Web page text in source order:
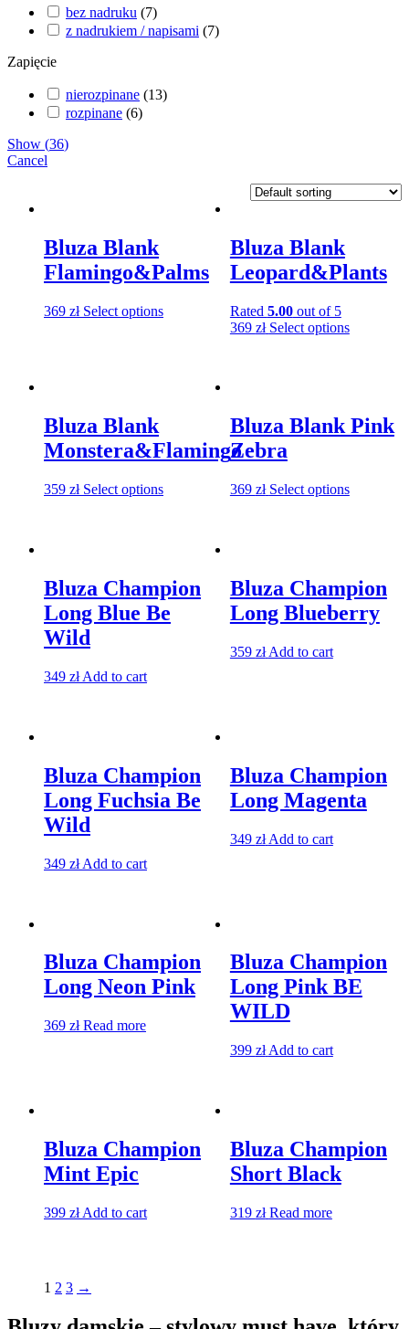
bez nadruku (7)
z nadrukiem / napisami (7)
Zapięcie
nierozpinane (13)
rozpinane (6)
Show (36)
Cancel
Bluza Blank
Flamingo&Palms
369 zł Select options
Bluza Blank
Leopard&Plants
Rated 5.00out of 5
369 zł Select options
Bluza Blank
Monstera&Flamingo
359 zł Select options
Bluza Blank Pink
Zebra
369 zł Select options
Bluza Champion
Long Blue Be
Wild
349 zł Add to cart
Bluza Champion
Long Blueberry
359 zł Add to cart
Bluza Champion
Long Fuchsia Be
Wild
349 zł Add to cart
Bluza Champion
Long Magenta
349 zł Add to cart
Bluza Champion
Long Neon Pink
369 zł Read more
Bluza Champion
Long Pink BE
WILD
399 zł Add to cart
Bluza Champion
Mint Epic
399 zł Add to cart
Bluza Champion
Short Black
319 zł Read more
1 2 3 →